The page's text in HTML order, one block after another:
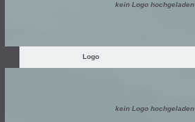
kein Logo hochgeladen
Logo
kein Logo hochgeladen